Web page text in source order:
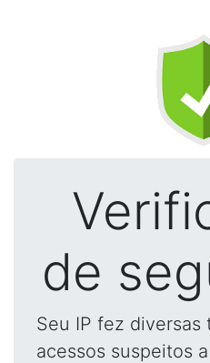
de
Seu IP fez diversas
acessos suspeitos